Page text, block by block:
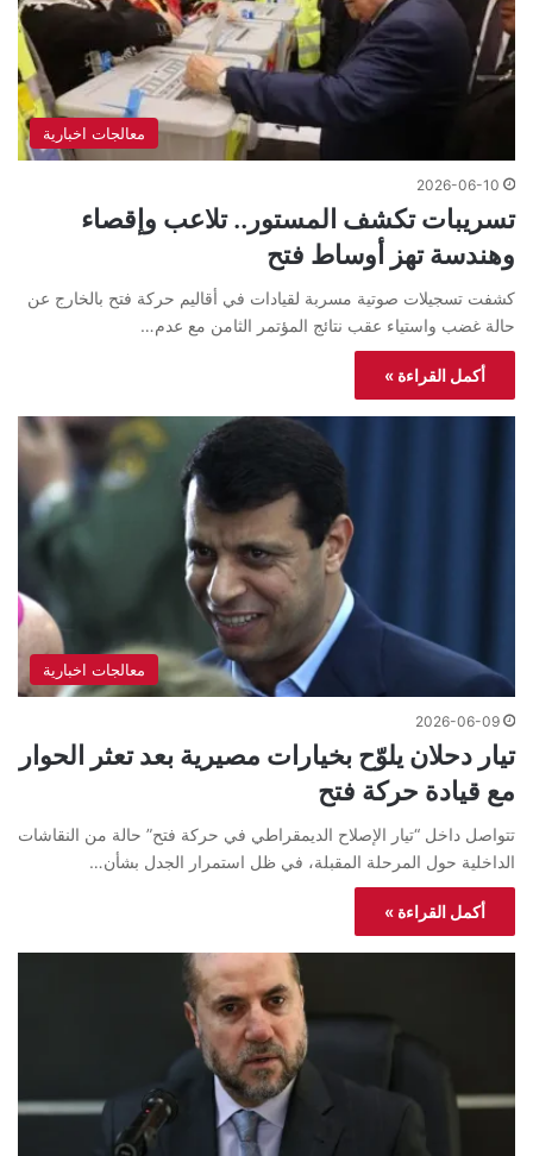
معالجات اخبارية
2026-06-10
تسريبات تكشف المستور.. تلاعب وإقصاء
وهندسة تهز أوساط فتح
كشفت تسجيلات صوتية مسربة لقيادات في أقاليم حركة فتح بالخارج عن
حالة غضب واستياء عقب نتائج المؤتمر الثامن مع عدم…
أكمل القراءة »
معالجات اخبارية
2026-06-09
تيار دحلان يلوّح بخيارات مصيرية بعد تعثر الحوار
مع قيادة حركة فتح
تتواصل داخل “تيار الإصلاح الديمقراطي في حركة فتح” حالة من النقاشات
الداخلية حول المرحلة المقبلة، في ظل استمرار الجدل بشأن…
أكمل القراءة »